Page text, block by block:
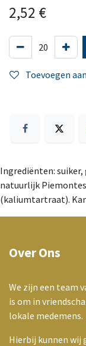
2,52 €
Toevoegen
Ingrediënten:
natuurlijk
(kaliumtartraat).
Over Ons
We zijn een team
is om in
lokale medemens.
Hierbij kunnen wij